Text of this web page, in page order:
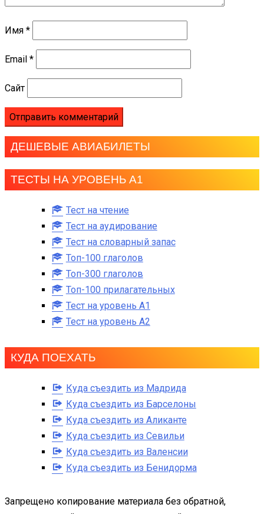
Имя *
Email *
Сайт
ДЕШЕВЫЕ АВИАБИЛЕТЫ
ТЕСТЫ НА УРОВЕНЬ А1
Тест на чтение
Тест на аудирование
Тест на словарный запас
Топ-100 глаголов
Топ-300 глаголов
Топ-100 прилагательных
Тест на уровень A1
Тест на уровень A2
КУДА ПОЕХАТЬ
Куда съездить из Мадрида
Куда съездить из Барселоны
Куда съездить из Аликанте
Куда съездить из Севильи
Куда съездить из Валенсии
Куда съездить из Бенидорма
Запрещено копирование материала без обратной,